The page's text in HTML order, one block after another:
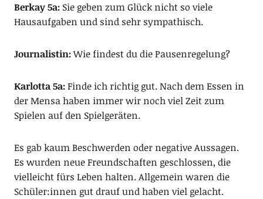
Berkay 5a:Sie geben zum Glück nicht so viele
Hausaufgaben und sind sehr sympathisch.
Journalistin:Wie findest du die Pausenregelung?
Karlotta 5a:Finde ich richtig gut. Nach dem Essen in
der Mensa haben immer wir noch viel Zeit zum
Spielen auf den Spielgeräten.
Es gab kaum Beschwerden oder negative Aussagen.
Es wurden neue Freundschaften geschlossen, die
vielleicht fürs Leben halten. Allgemein waren die
Schüler:innen gut drauf und haben viel gelacht.